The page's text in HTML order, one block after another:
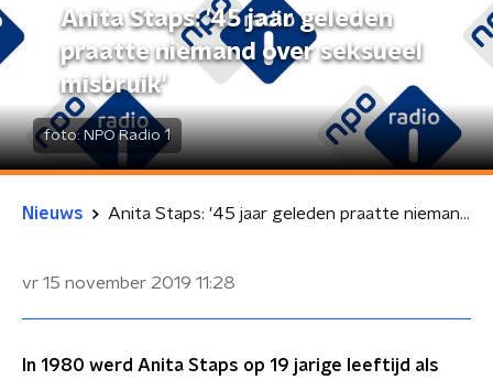
Anita Staps: '45 jaar geleden
praatte niemand over seksueel
misbruik'
foto: NPO Radio 1
Nieuws Anita Staps: '45 jaar geleden praatte niemand over seksueel misbruik'
vr 15 november 2019 11:28
In 1980 werd Anita Staps op 19 jarige leeftijd als